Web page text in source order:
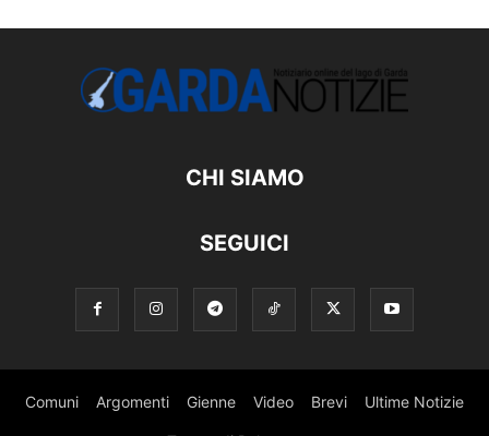
CHI SIAMO
SEGUICI
Comuni Argomenti Gienne Video Brevi Ultime Notizie